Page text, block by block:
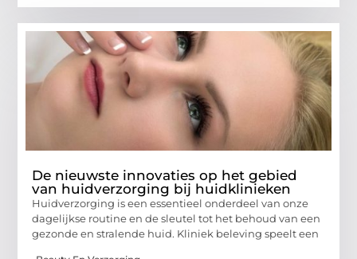
De nieuwste innovaties op het gebied
van huidverzorging bij huidklinieken
Huidverzorging is een essentieel onderdeel van onze
dagelijkse routine en de sleutel tot het behoud van een
gezonde en stralende huid. Kliniek beleving speelt een